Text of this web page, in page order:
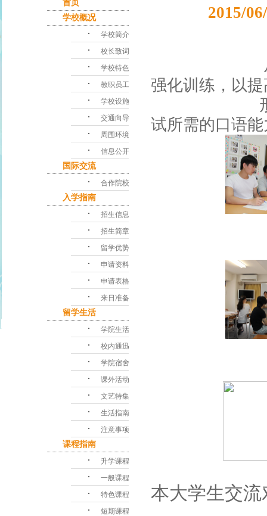
2015/
从今年4月
强化训练，以
形式多种
试所需的口语
本大学生交流
首页
学校概况
･ 学校简介
･ 校长致词
･ 学校特色
･ 教职员工
･ 学校设施
･ 交通向导
･ 周围环境
･ 信息公开
国际交流
･ 合作院校
入学指南
･ 招生信息
･ 招生简章
･ 留学优势
･ 申请资料
･ 申请表格
･ 来日准备
留学生活
･ 学院生活
･ 校内通迅
･ 学院宿舍
･ 课外活动
･ 文艺特集
･ 生活指南
･ 注意事项
课程指南
･ 升学课程
･ 一般课程
･ 特色课程
･ 短期课程